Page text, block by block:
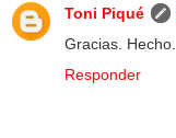
Toni Piqué
Gracias. Hecho.
Responder